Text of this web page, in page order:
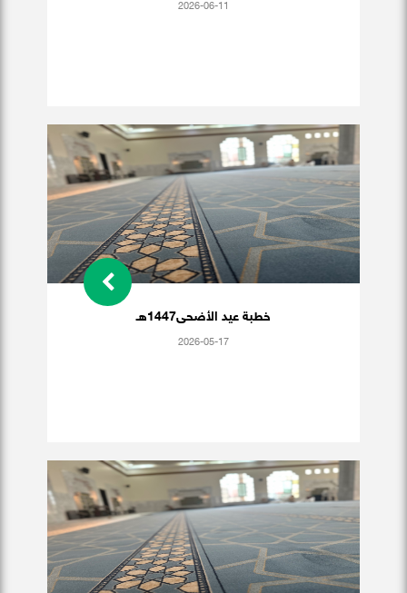
2026-06-11
خطبة عيد الأضحى1447هـ
2026-05-17